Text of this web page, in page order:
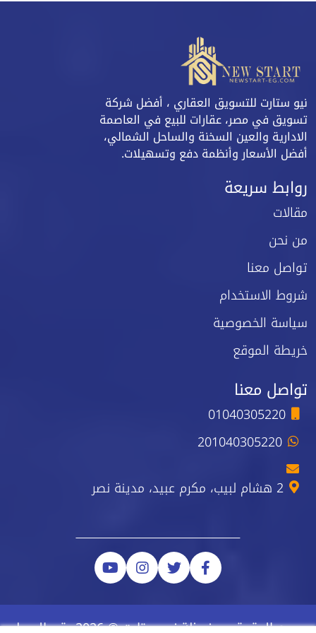
نيو ستارت للتسويق العقاري ، أفضل شركة
تسويق في مصر، عقارات للبيع في العاصمة
الادارية والعين السخنة والساحل الشمالي،
أفضل الأسعار وأنظمة دفع وتسهيلات.
روابط سريعة
مقالات
من نحن
تواصل معنا
شروط الاستخدام
سياسة الخصوصية
خريطة الموقع
تواصل معنا
01040305220
201040305220
2 هشام لبيب، مكرم عبيد، مدينة نصر